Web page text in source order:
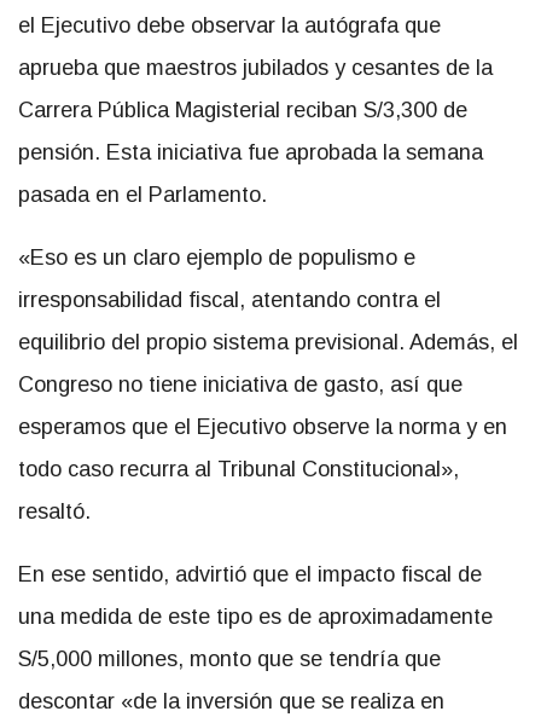
el Ejecutivo debe observar la autógrafa que
aprueba que maestros jubilados y cesantes de la
Carrera Pública Magisterial reciban S/3,300 de
pensión. Esta iniciativa fue aprobada la semana
pasada en el Parlamento.
«Eso es un claro ejemplo de populismo e
irresponsabilidad fiscal, atentando contra el
equilibrio del propio sistema previsional. Además, el
Congreso no tiene iniciativa de gasto, así que
esperamos que el Ejecutivo observe la norma y en
todo caso recurra al Tribunal Constitucional»,
resaltó.
En ese sentido, advirtió que el impacto fiscal de
una medida de este tipo es de aproximadamente
S/5,000 millones, monto que se tendría que
descontar «de la inversión que se realiza en